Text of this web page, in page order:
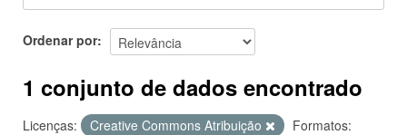
SOBRE
Ordenar por
1 conjunto de dados encontrado
Licenças: Creative Commons Atribuição
Formatos: